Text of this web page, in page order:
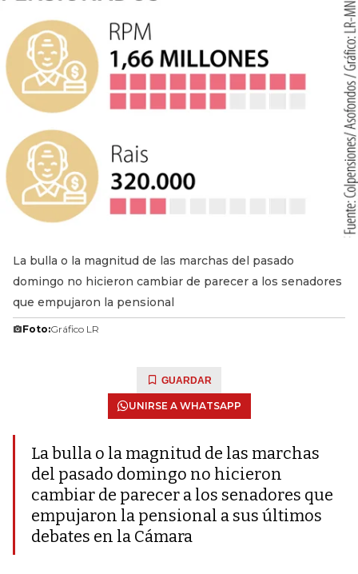
La bulla o la magnitud de las marchas del pasado
domingo no hicieron cambiar de parecer a los senadores
que empujaron la pensional
Foto:Gráfico LR
GUARDAR
UNIRSE A WHATSAPP
La bulla o la magnitud de las marchas
del pasado domingo no hicieron
cambiar de parecer a los senadores que
empujaron la pensional a sus últimos
debates en la Cámara